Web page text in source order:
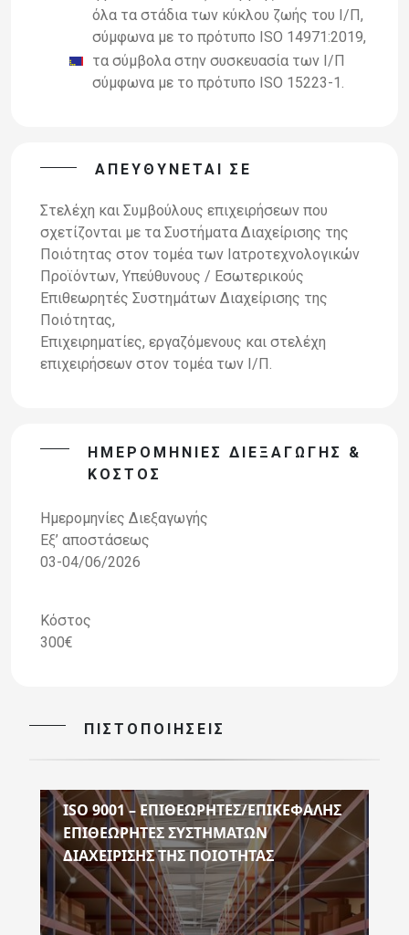
όλα τα στάδια των κύκλου ζωής του Ι/Π,
σύμφωνα με το πρότυπο ISO 14971:2019,
τα σύμβολα στην συσκευασία των Ι/Π
σύμφωνα με το πρότυπο ISO 15223-1.
ΑΠΕΥΘΎΝΕΤΑΙ ΣΕ
Στελέχη και Συμβούλους επιχειρήσεων που
σχετίζονται με τα Συστήματα Διαχείρισης της
Ποιότητας στον τομέα των Ιατροτεχνολογικών
Προϊόντων, Υπεύθυνους / Εσωτερικούς
Επιθεωρητές Συστημάτων Διαχείρισης της
Ποιότητας,
Επιχειρηματίες, εργαζόμενους και στελέχη
επιχειρήσεων στον τομέα των Ι/Π.
ΗΜΕΡΟΜΗΝΊΕΣ ΔΙΕΞΑΓΩΓΉΣ &
ΚΌΣΤΟΣ
Ημερομηνίες Διεξαγωγής
Εξ’ αποστάσεως
03-04/06/2026
Κόστος
300€
ΠΙΣΤΟΠΟΙΉΣΕΙΣ
ISO 9001 – ΕΠΙΘΕΩΡΗΤΕΣ/ΕΠΙΚΕΦΑΛΗΣ
ΕΠΙΘΕΩΡΗΤΕΣ ΣΥΣΤΗΜΑΤΩΝ
ΔΙΑΧΕΙΡΙΣΗΣ ΤΗΣ ΠΟΙΟΤΗΤΑΣ